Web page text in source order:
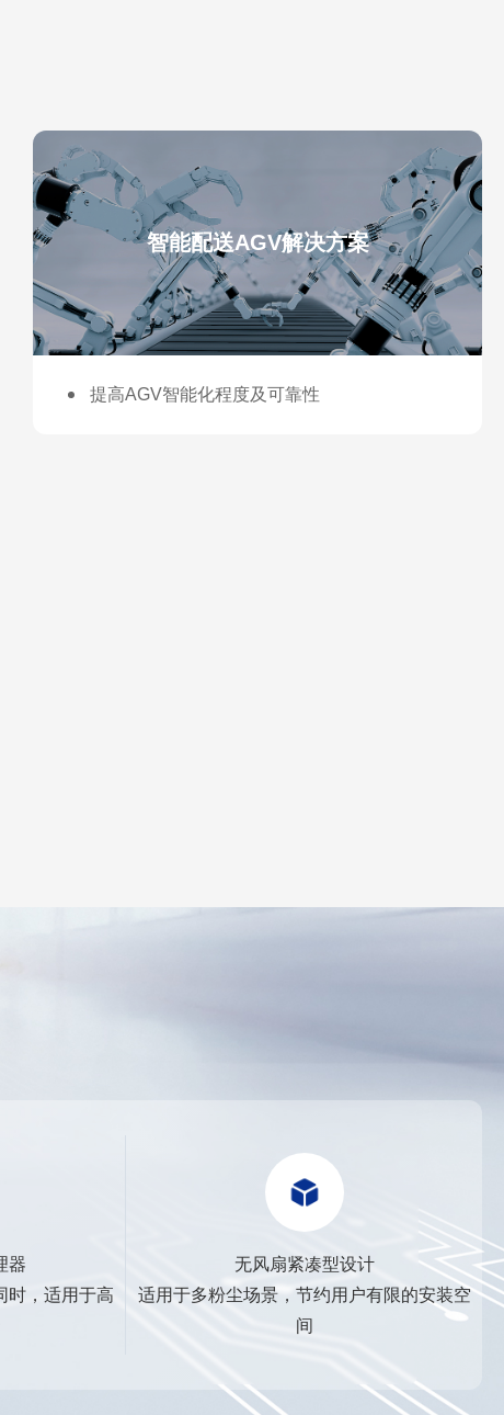
智能配送AGV解决方案
提高AGV智能化程度及可靠性
器
时，适用于高
无风扇紧凑型设计
适用于多粉尘场景，节约用户有限的安装空
间